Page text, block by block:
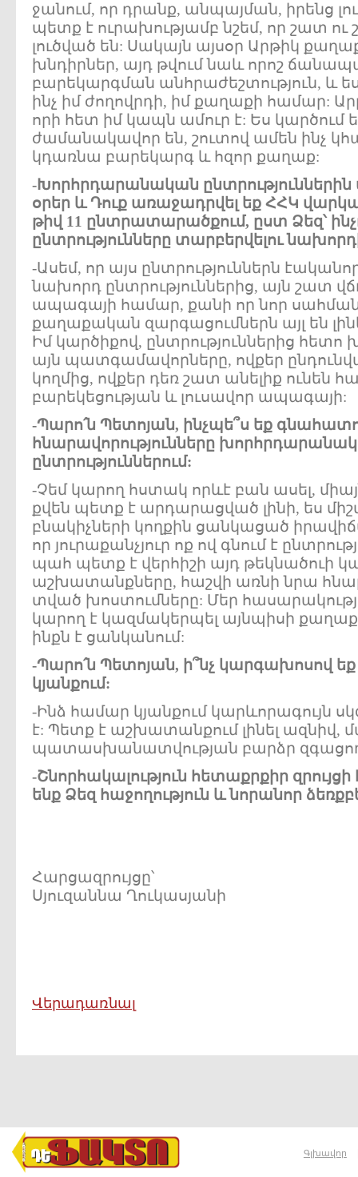
ջանում, որ դրանք, անպայման, իրենց
պետք է ուրախությամբ նշեմ, որ շատ
լուծված են: Սակայն այսօր Արթիկ
խնդիրներ, այդ թվում նաև որոշ
բարեկարգման անհրաժեշտություն, և
ինչ իմ ժողովրդի, իմ քաղաքի համար:
որի հետ իմ կապն ամուր է: Ես կարծում
ժամանակավոր են, շուտով ամեն ինչ
կդառնա բարեկարգ և հզոր քաղաք:
-Խորհրդարանական ընտրություններին
օրեր և Դուք առաջադրվել եք ՀՀԿ
թիվ 11 ընտրատարածքում, ըստ Ձեզ՝
ընտրությունները տարբերվելու
-Ասեմ, որ այս ընտրություններն
նախորդ ընտրություններից, այն շատ
ապագայի համար, քանի որ նոր
քաղաքական զարգացումներն այլ են
Իմ կարծիքով, ընտրություններից
այն պատգամավորները, ովքեր
կողմից, ովքեր դեռ շատ անելիք ունեն
բարեկեցության և լուսավոր ապագայի:
-Պարո՛ն Պետոյան, ինչպե՞ս եք
հնարավորությունները
ընտրություններում:
-Չեմ կարող հստակ որևէ բան ասել,
քվեն պետք է արդարացված լինի, ես
բնակիչների կողքին ցանկացած
որ յուրաքանչյուր ոք ով գնում է
պահ պետք է վերհիշի այդ թեկնածուի
աշխատանքները, հաշվի առնի նրա
տված խոստումները: Մեր
կարող է կազմակերպել այնպիսի
ինքն է ցանկանում:
-Պարո՛ն Պետոյան, ի՞նչ կարգախոսով
կյանքում:
-Ինձ համար կյանքում կարևորագույն
է: Պետք է աշխատանքում լինել ազնիվ,
պատասխանատվության բարձր
-Շնորհակալություն հետաքրքիր
ենք Ձեզ հաջողություն և նորանոր
Հարցազրույցը՝
Սյուզաննա Ղուկասյանի
Վերադառնալ
Գլխավոր